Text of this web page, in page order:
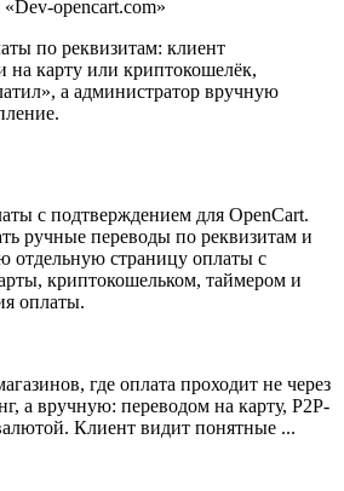
по реквизитам: клиент
на карту или криптокошелёк,
а администратор вручную
с подтверждением для OpenCart.
ручные переводы по реквизитам и
отдельную страницу оплаты с
криптокошельком, таймером и
оплаты.
где оплата проходит не через
а вручную: переводом на карту, P2P-
Клиент видит понятные ...